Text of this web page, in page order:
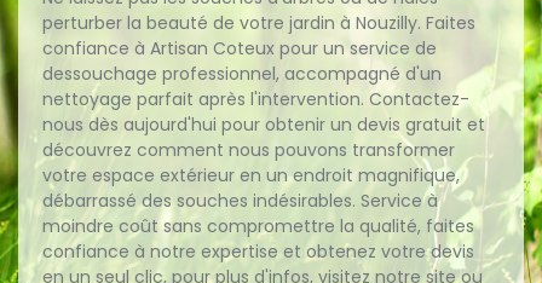
perturber la beauté de votre jardin à Nouzilly. Faites
confiance à Artisan Coteux pour un service de
dessouchage professionnel, accompagné d'un
nettoyage parfait après l'intervention. Contactez-
nous dès aujourd'hui pour obtenir un devis gratuit et
découvrez comment nous pouvons transformer
votre espace extérieur en un endroit magnifique,
débarrassé des souches indésirables. Service à
moindre coût sans compromettre la qualité, faites
confiance à notre expertise et obtenez votre devis
en un seul clic, pour plus d'infos, visitez notre site ou